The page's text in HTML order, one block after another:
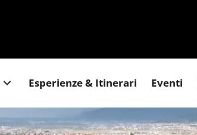
Esperienze & Itinerari Eventi